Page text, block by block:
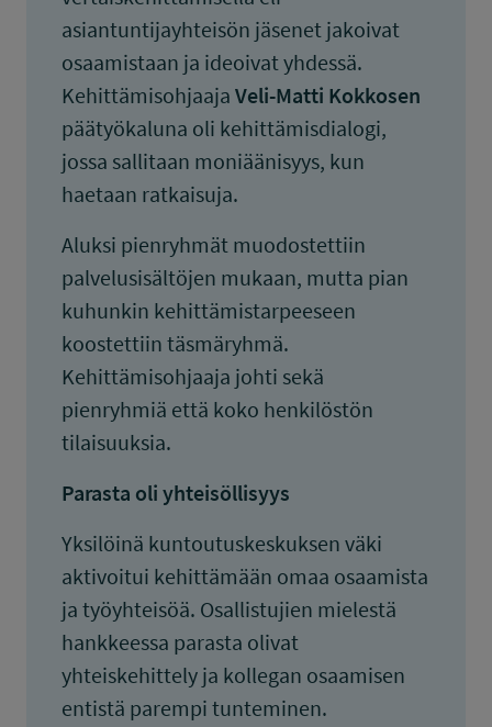
asiantuntijayhteisön jäsenet jakoivat
osaamistaan ja ideoivat yhdessä.
Kehittämisohjaaja Veli-Matti Kokkosen
päätyökaluna oli kehittämisdialogi,
jossa sallitaan moniäänisyys, kun
haetaan ratkaisuja.
Aluksi pienryhmät muodostettiin
palvelusisältöjen mukaan, mutta pian
kuhunkin kehittämistarpeeseen
koostettiin täsmäryhmä.
Kehittämisohjaaja johti sekä
pienryhmiä että koko henkilöstön
tilaisuuksia.
Parasta oli yhteisöllisyys
Yksilöinä kuntoutuskeskuksen väki
aktivoitui kehittämään omaa osaamista
ja työyhteisöä. Osallistujien mielestä
hankkeessa parasta olivat
yhteiskehittely ja kollegan osaamisen
entistä parempi tunteminen.